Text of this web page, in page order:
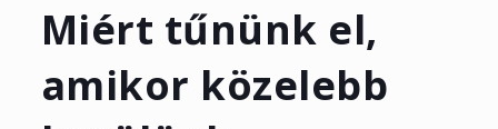
Miért tűnünk el,
amikor közelebb